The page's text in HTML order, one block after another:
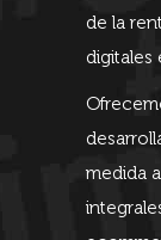
de la
digitales
medida